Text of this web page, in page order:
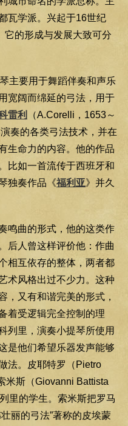
瓦学派。兴起于16世纪
它的形成与发展大致可分
主要用于舞蹈伴奏和声乐
宽阔而绵延的弓法，用于
雷利
（A.Corelli，1653～
奏的各类弓法技术，并在
生命力的内容。他的作品
比如一首流传于西班牙和
独奏作品《福利亚》并久
鸣曲的形式，他的这类作
后人曾这样评价他：作曲
相互依存的整体，两者都
术风格出过不少力。这种
，又有和谐完美的形式，
着受逻辑完全控制的理
列里，演奏小提琴所使用
是他们希望乐器发声能够
法。皮耶特罗（Pietro
米斯（Giovanni Battista
里的学生。索米斯把罗马
丽的弓法”著称的皮埃蒙